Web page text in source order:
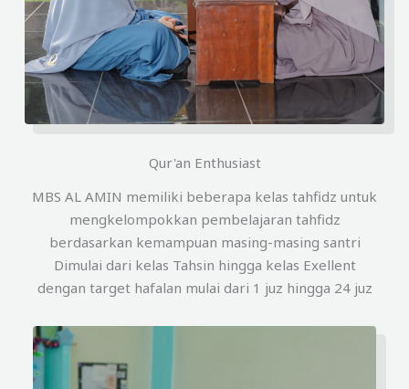
Qur'an Enthusiast
MBS AL AMIN memiliki beberapa kelas tahfidz untuk
mengkelompokkan pembelajaran tahfidz
berdasarkan kemampuan masing-masing santri
Dimulai dari kelas Tahsin hingga kelas Exellent
dengan target hafalan mulai dari 1 juz hingga 24 juz